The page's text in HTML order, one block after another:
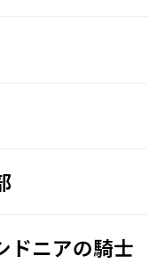
ニアの騎士